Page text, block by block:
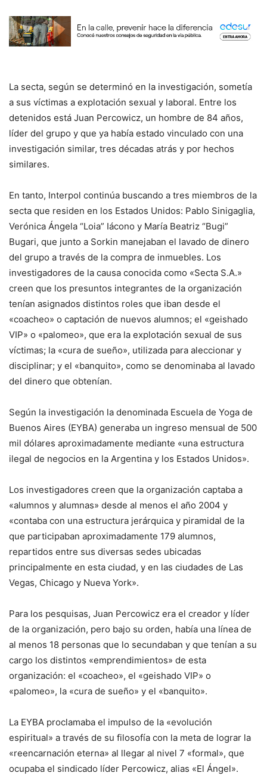
La secta, según se determinó en la investigación, sometía
a sus víctimas a explotación sexual y laboral. Entre los
detenidos está Juan Percowicz, un hombre de 84 años,
líder del grupo y que ya había estado vinculado con una
investigación similar, tres décadas atrás y por hechos
similares.
En tanto, Interpol continúa buscando a tres miembros de la
secta que residen en los Estados Unidos: Pablo Sinigaglia,
Verónica Ángela “Loia” Iácono y María Beatriz “Bugi”
Bugari, que junto a Sorkin manejaban el lavado de dinero
del grupo a través de la compra de inmuebles. Los
investigadores de la causa conocida como «Secta S.A.»
creen que los presuntos integrantes de la organización
tenían asignados distintos roles que iban desde el
«coacheo» o captación de nuevos alumnos; el «geishado
VIP» o «palomeo», que era la explotación sexual de sus
víctimas; la «cura de sueño», utilizada para aleccionar y
disciplinar; y el «banquito», como se denominaba al lavado
del dinero que obtenían.
Según la investigación la denominada Escuela de Yoga de
Buenos Aires (EYBA) generaba un ingreso mensual de 500
mil dólares aproximadamente mediante «una estructura
ilegal de negocios en la Argentina y los Estados Unidos».
Los investigadores creen que la organización captaba a
«alumnos y alumnas» desde al menos el año 2004 y
«contaba con una estructura jerárquica y piramidal de la
que participaban aproximadamente 179 alumnos,
repartidos entre sus diversas sedes ubicadas
principalmente en esta ciudad, y en las ciudades de Las
Vegas, Chicago y Nueva York».
Para los pesquisas, Juan Percowicz era el creador y líder
de la organización, pero bajo su orden, había una línea de
al menos 18 personas que lo secundaban y que tenían a su
cargo los distintos «emprendimientos» de esta
organización: el «coacheo», el «geishado VIP» o
«palomeo», la «cura de sueño» y el «banquito».
La EYBA proclamaba el impulso de la «evolución
espiritual» a través de su filosofía con la meta de lograr la
«reencarnación eterna» al llegar al nivel 7 «formal», que
ocupaba el sindicado líder Percowicz, alias «El Ángel».